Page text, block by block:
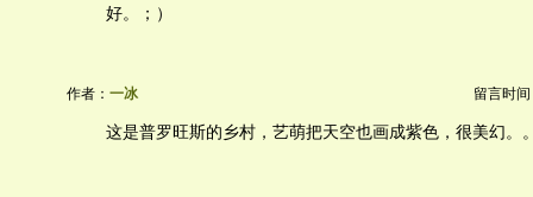
好。；）
作者： 一冰 留言时间
这是普罗旺斯的乡村，艺萌把天空也画成紫色，很美幻。